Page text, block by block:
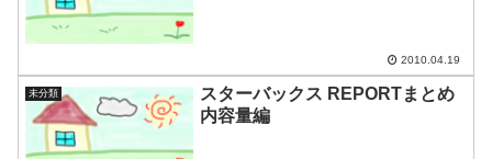
2010.04.19
未分類
スターバックス REPORTまとめ
内容量編